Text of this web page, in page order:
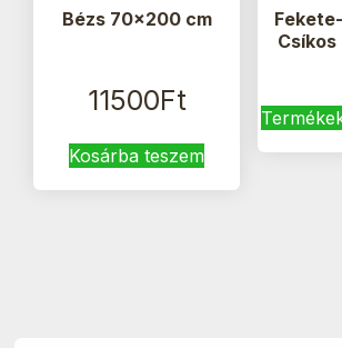
Bézs 70×200 cm
11500Ft
Kosárba teszem